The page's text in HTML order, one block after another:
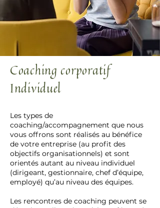
Coaching corporatif
Individuel
Les types de
coaching/accompagnement que nous
vous offrons sont réalisés au bénéfice
de votre entreprise (au profit des
objectifs organisationnels) et sont
orientés autant au niveau individuel
(dirigeant, gestionnaire, chef d’équipe,
employé) qu’au niveau des équipes.
Les rencontres de coaching peuvent se